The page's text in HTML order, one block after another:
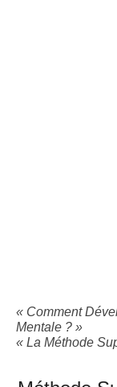
« Comment
Mentale ? »
« La Méthode